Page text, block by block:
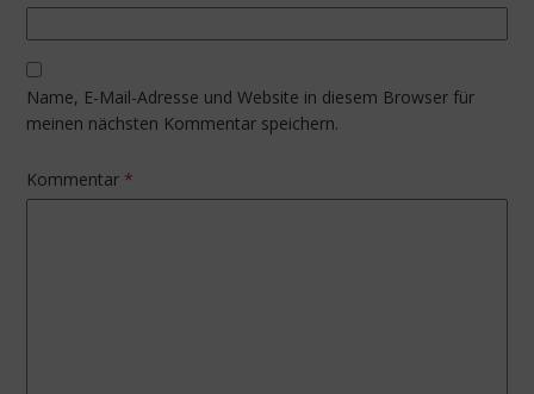
Name, E-Mail-Adresse und Website in diesem Browser für
meinen nächsten Kommentar speichern.
Kommentar *